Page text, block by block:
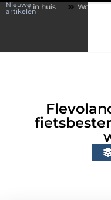
Nieuwe
artikelen
Wonen in een